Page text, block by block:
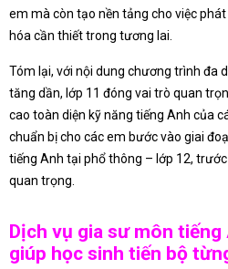
em mà còn tạo nền tảng cho việc
hóa cần thiết trong tương lai.
Tóm lại, với nội dung chương trình đa
tăng dần, lớp 11 đóng vai trò quan
cao toàn diện kỹ năng tiếng Anh của
chuẩn bị cho các em bước vào giai
tiếng Anh tại phổ thông – lớp 12,
quan trọng.
Dịch vụ gia sư môn
giúp học sinh tiến bộ